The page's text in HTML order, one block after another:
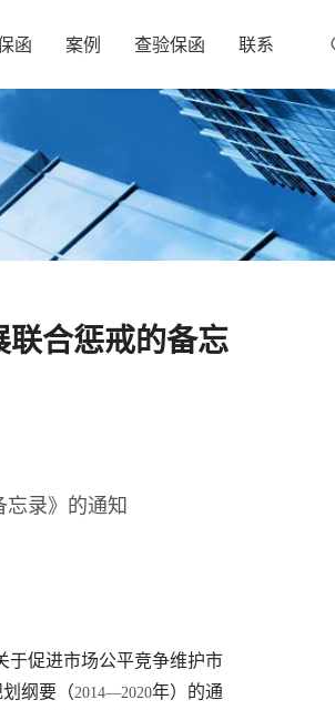
函 案例 查验保函 联系
合惩戒的备忘
录》的通知
于促进市场公平竞争维护市
纲要（2014—2020年）的通